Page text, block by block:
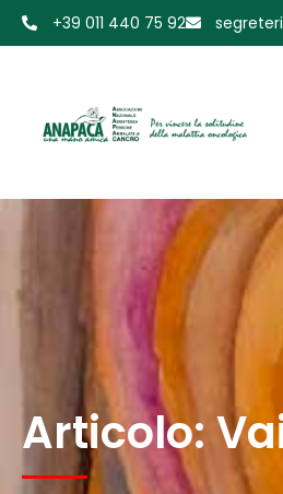
+39 011 440 75 92
Articolo: